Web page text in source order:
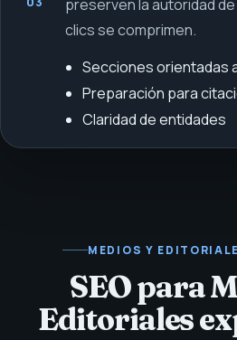
preserven la autoridad
clics se comprimen.
Secciones orientadas
Preparación para
Claridad de entidades
MEDIOS Y
SEO para
Editoriales